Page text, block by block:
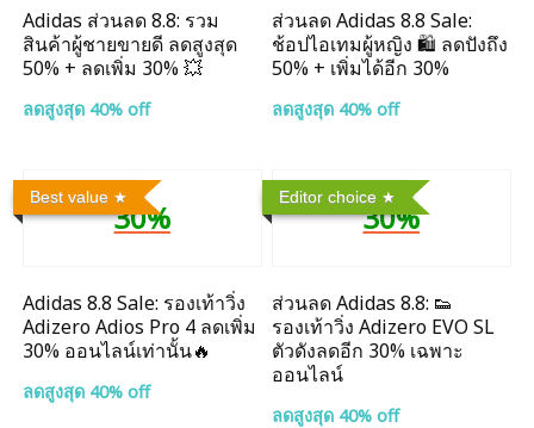
Adidas ส่วนลด 8.8: รวม
สินค้าผู้ชายขายดี ลดสูงสุด
50% + ลดเพิ่ม 30% 💥
ลดสูงสุด 40% off
ส่วนลด Adidas 8.8 Sale:
ช้อปไอเทมผู้หญิง 🛍️ ลดปังถึง
50% + เพิ่มได้อีก 30%
ลดสูงสุด 40% off
Best value
30%
Adidas 8.8 Sale: รองเท้าวิ่ง
Adizero Adios Pro 4 ลดเพิ่ม
30% ออนไลน์เท่านั้น🔥
ลดสูงสุด 40% off
Editor choice
30%
ส่วนลด Adidas 8.8: 👟
รองเท้าวิ่ง Adizero EVO SL
ตัวดังลดอีก 30% เฉพาะ
ออนไลน์
ลดสูงสุด 40% off